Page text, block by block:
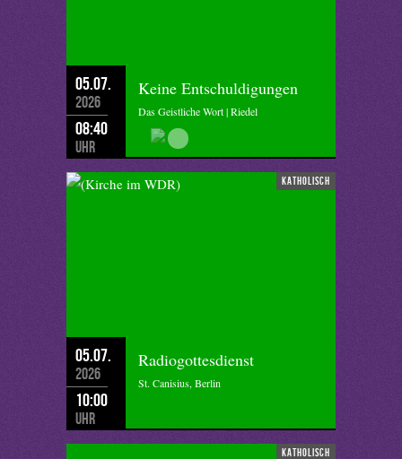
05.07.
2026
08:40
Uhr
Keine Entschuldigungen
Das Geistliche Wort | Riedel
katholisch
05.07.
2026
10:00
Uhr
Radiogottesdienst
St. Canisius, Berlin
katholisch